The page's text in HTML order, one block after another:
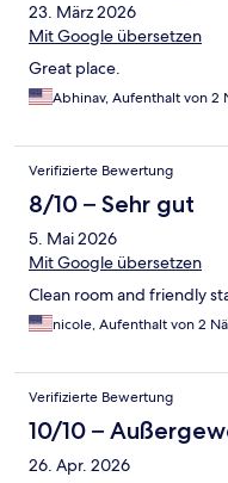
23. März 2026
Mit Google übersetzen
Great place.
Abhinav, Aufenthalt von 2
Verifizierte Bewertung
8/10 – Sehr gut
5. Mai 2026
Mit Google übersetzen
Clean room and friendly
nicole, Aufenthalt von 2
Verifizierte Bewertung
10/10 –
26. Apr. 2026